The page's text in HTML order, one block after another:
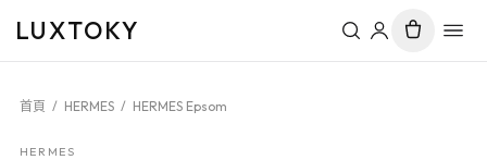
LUXTOKY
首頁 / HERMES / HERMES Epsom
HERMES